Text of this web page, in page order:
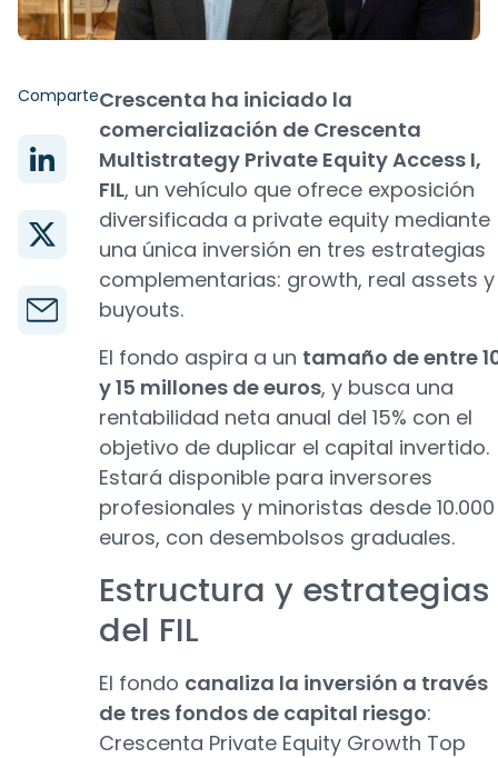
ComparteCrescenta ha iniciado la
comercialización de Crescenta
Multistrategy Private Equity Access I,
FIL, un vehículo que ofrece exposición
diversificada a private equity mediante
una única inversión en tres estrategias
complementarias: growth, real assets y
buyouts.
El fondo aspira a un tamaño de entre
y 15 millones de euros, y busca una
rentabilidad neta anual del 15% con el
objetivo de duplicar el capital invertido.
Estará disponible para inversores
profesionales y minoristas desde 10.000
euros, con desembolsos graduales.
Estructura y estrategias
del FIL
El fondo canaliza la inversión a través
de tres fondos de capital riesgo:
Crescenta Private Equity Growth Top